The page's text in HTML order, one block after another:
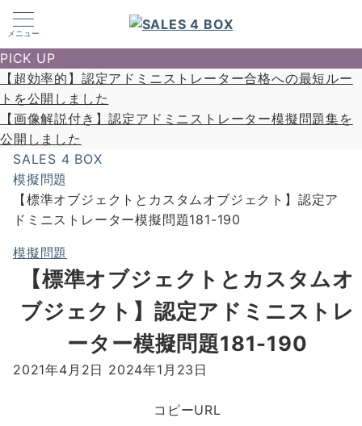
メニュー
PICK UP
【超効率的】認定アドミニストレーター合格への最短ルー
トを公開しました
【画像解説付き】認定アドミニストレーター模擬問題集を
公開しました
SALES 4 BOX
模擬問題
【標準オブジェクトとカスタムオブジェクト】認定ア
ドミニストレーター模擬問題181-190
模擬問題
【標準オブジェクトとカスタムオ
ブジェクト】認定アドミニストレ
ーター模擬問題181-190
2021年4月2日 2024年1月23日
コピーURL